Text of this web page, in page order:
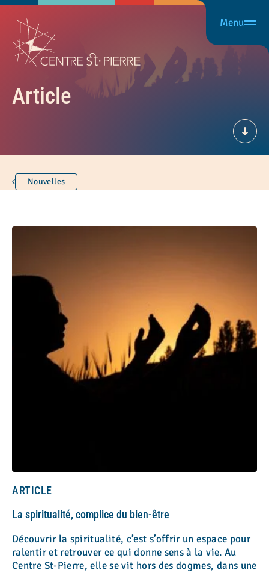
Menu
Article
Nouvelles
ARTICLE
La spiritualité, complice du bien-être
Découvrir la spiritualité, c’est s’offrir un espace pour
ralentir et retrouver ce qui donne sens à la vie. Au
Centre St-Pierre, elle se vit hors des dogmes, dans une